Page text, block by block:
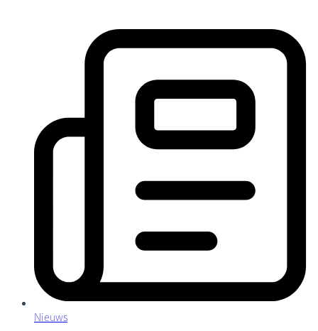
Nieuws